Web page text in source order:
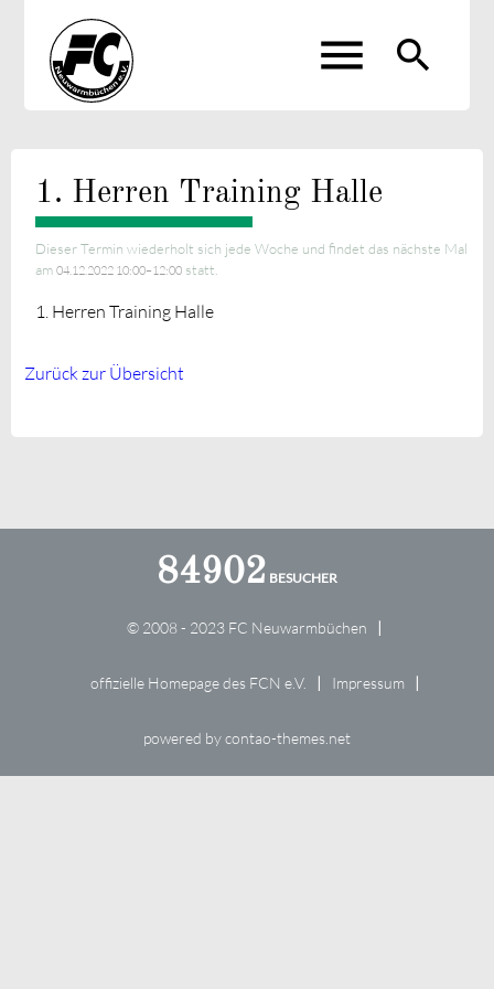
menu search
1. Herren Training Halle
Dieser Termin wiederholt sich jede Woche und findet das nächste Mal
am04.12.2022 10:00–12:00 statt.
1. Herren Training Halle
Zurück zur Übersicht
84902
© 2008 - 2023 FC Neuwarmbüchen
offizielle Homepage des FCN e.V. Impressum
powered bycontao-themes.net